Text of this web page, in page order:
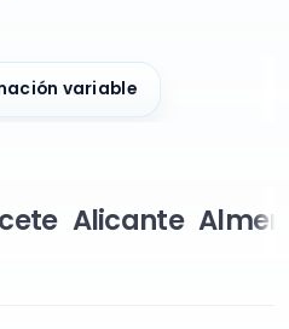
variable
Alicante